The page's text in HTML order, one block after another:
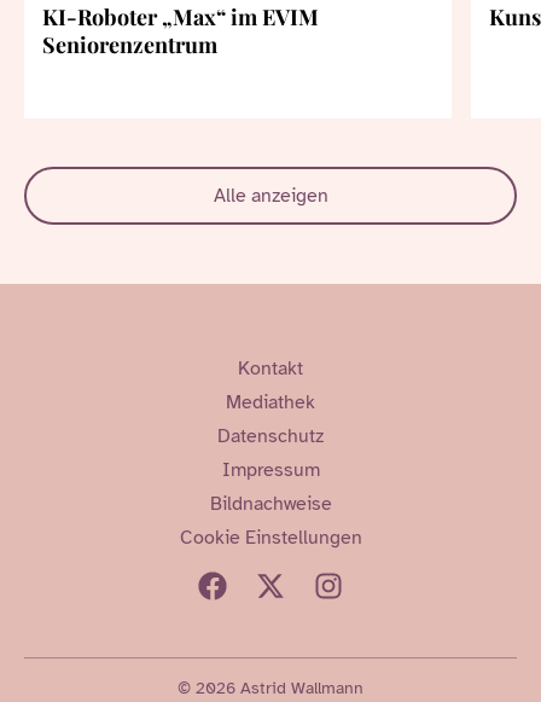
KI-Roboter „Max“ im EVIM
Seniorenzentrum
Alle anzeigen
Kontakt
Mediathek
Datenschutz
Impressum
Bildnachweise
Cookie Einstellungen
© 2026 Astrid Wallmann